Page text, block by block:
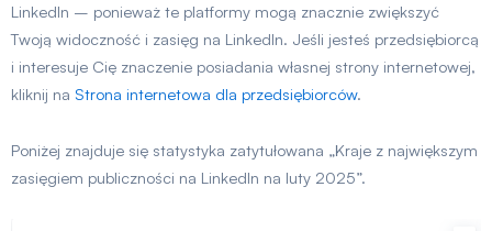
LinkedIn – ponieważ te platformy mogą znacznie zwiększyć
Twoją widoczność i zasięg na LinkedIn. Jeśli jesteś przedsiębiorcą
i interesuje Cię znaczenie posiadania własnej strony internetowej,
kliknij na Strona internetowa dla przedsiębiorców.
Poniżej znajduje się statystyka zatytułowana „Kraje z największym
zasięgiem publiczności na LinkedIn na luty 2025”.